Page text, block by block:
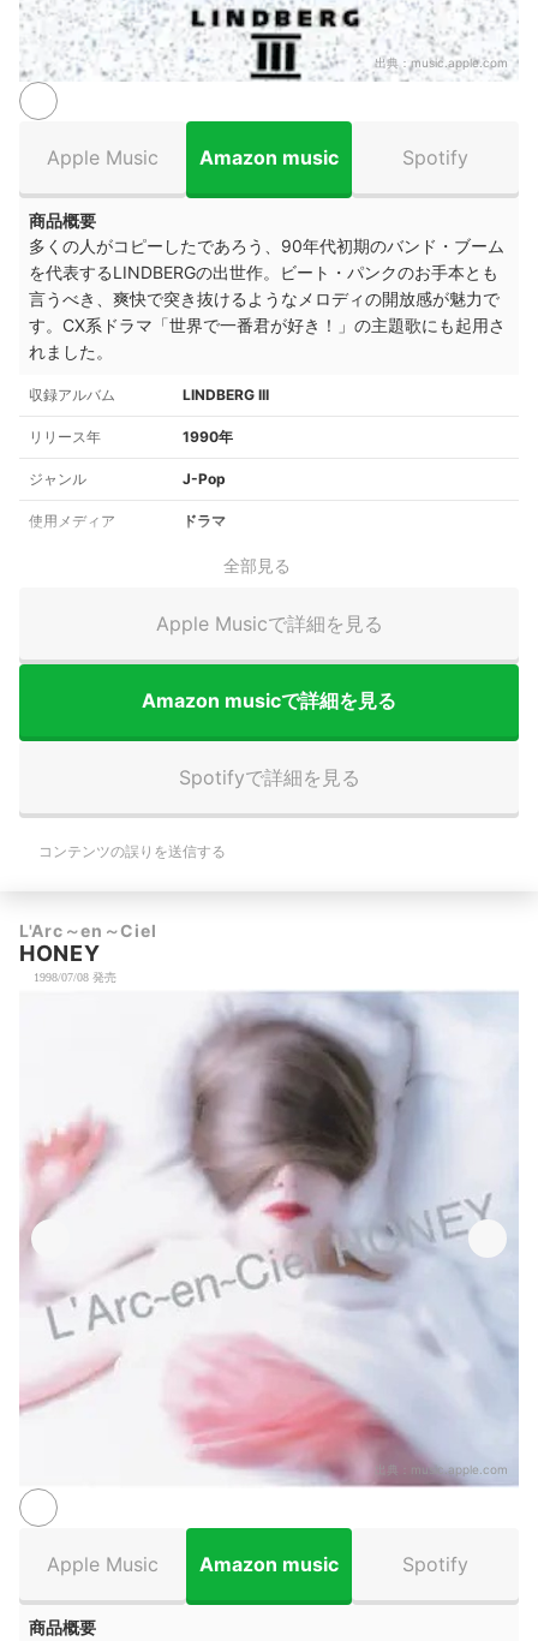
出典：music.apple.com
Apple Music Amazon music Spotify
商品概要
多くの人がコピーしたであろう、90年代初期のバンド・ブーム
を代表するLINDBERGの出世作。ビート・パンクのお手本とも
言うべき、爽快で突き抜けるようなメロディの開放感が魅力で
す。CX系ドラマ「世界で一番君が好き！」の主題歌にも起用さ
れました。
収録アルバム LINDBERG III
リリース年 1990年
ジャンル J-Pop
使用メディア ドラマ
全部見る
Apple Musicで詳細を見る
Amazon musicで詳細を見る
Spotifyで詳細を見る
コンテンツの誤りを送信する
L'Arc～en～Ciel
HONEY
1998/07/08 発売
出典： music.apple.com
Apple Music Amazon music Spotify
商品概要